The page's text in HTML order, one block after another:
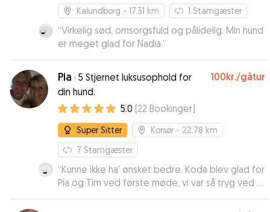
Kalundborg - 17.31 km 1 Stamgæster
“Virkelig sød, omsorgsfuld og pålidelig. Min hund
er meget glad for Nadia.”
Pia · 5 Stjernet luksusophold for
din hund.
100kr./gåtur
5.0 (22 Bookinger)
Super Sitter Korsør - 22.78 km
7 Stamgæster
“Kunne ikke ha' ønsket bedre. Koda blev glad for
Pia og Tim ved første møde, vi var så tryg ved at
efterlade vores dejlig hund hos Pia.”